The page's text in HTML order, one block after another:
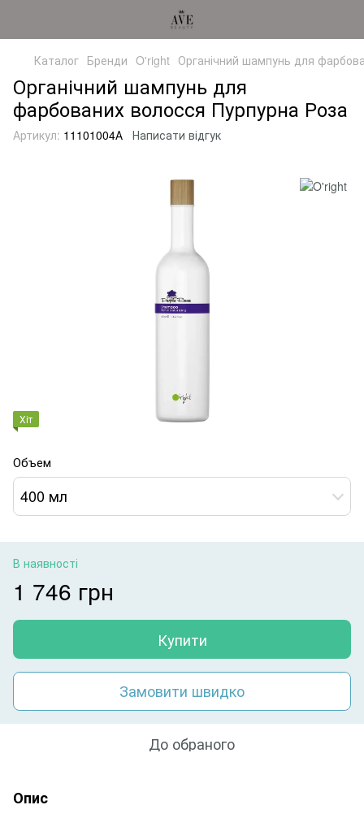
Каталог Бренди O'right Органічний шампунь для
Органічний шампунь для
фарбованих волосся Пурпурна Роза
Артикул: 11101004А Написати відгук
Хіт
Объем
400 мл
В наявності
1 746 грн
Купити
Замовити швидко
До обраного
Опис